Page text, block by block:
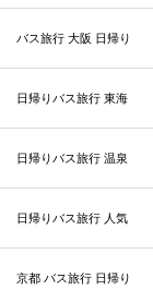
バス旅行 大阪 日帰り
日帰りバス旅行 東海
日帰りバス旅行 温泉
日帰りバス旅行 人気
京都 バス旅行 日帰り